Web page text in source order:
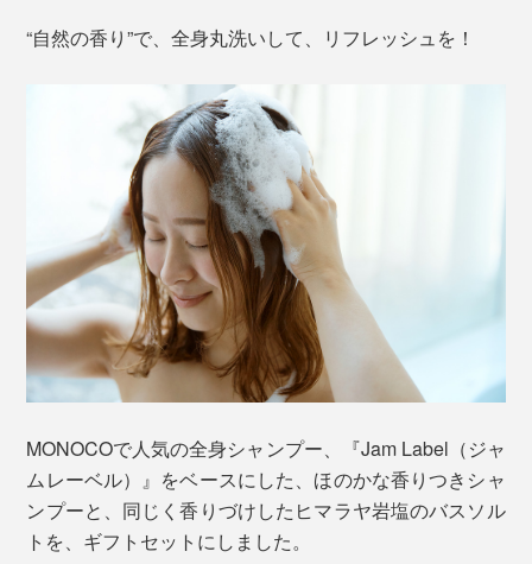
“自然の香り”で、全身丸洗いして、リフレッシュを！
MONOCOで人気の全身シャンプー、『Jam Label（ジャ
ムレーベル）』をベースにした、ほのかな香りつきシャ
ンプーと、同じく香りづけしたヒマラヤ岩塩のバスソル
トを、ギフトセットにしました。